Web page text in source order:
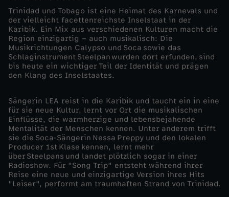
o
p
s
t
a
r
s
a
Trinidad und Tobago ist eine Heimat des Karnevals und
der vielleicht facettenreichste Inselstaat in der
Karibik. Ein Mix aus verschiedenen Kulturen macht die
Region einzigartig – auch musikalisch: Die
Musikrichtungen Calypso und Soca sowie das
Schlaginstrument Steelpan wurden dort erfunden, sind
bis heute ein wichtiger Teil der Identität und prägen
den Klang des Inselstaates.
Sängerin LEA reist in die Karibik und taucht ein in eine
für sie neue Kultur, lernt vor Ort die musikalischen
Einflüsse, die warmherzige und lebensbejahende
Mentalität der Menschen kennen. Unter anderem trifft
sie die Soca-Sängerin Nessa Preppy und den lokalen
Producer 1st Klase kennen, lernt mehr
über Steelpans und landet plötzlich sogar in einer
Radioshow. Für "Song Trip" entsteht während ihrer
Reise eine neue und einzigartige Version ihres Hits
"Leiser", performt am traumhaften Strand von Trinidad.